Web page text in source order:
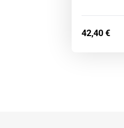
42,40€